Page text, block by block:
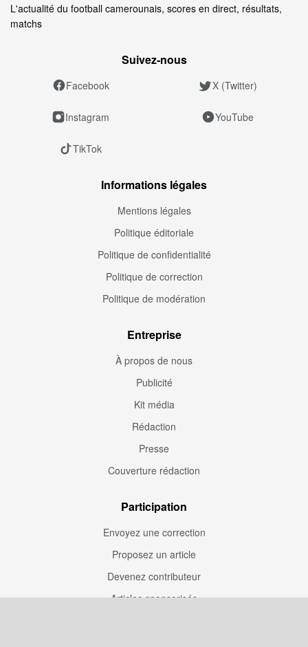
L'actualité du football camerounais, scores en direct, résultats,
matchs
Suivez‑nous
Facebook X (Twitter)
Instagram YouTube
TikTok
Informations légales
Mentions légales
Politique éditoriale
Politique de confidentialité
Politique de correction
Politique de modération
Entreprise
À propos de nous
Publicité
Kit média
Rédaction
Presse
Couverture rédaction
Participation
Envoyez une correction
Proposez un article
Devenez contributeur
Articles sponsorisés